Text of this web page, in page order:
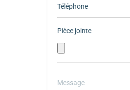
Pièce jointe
leave